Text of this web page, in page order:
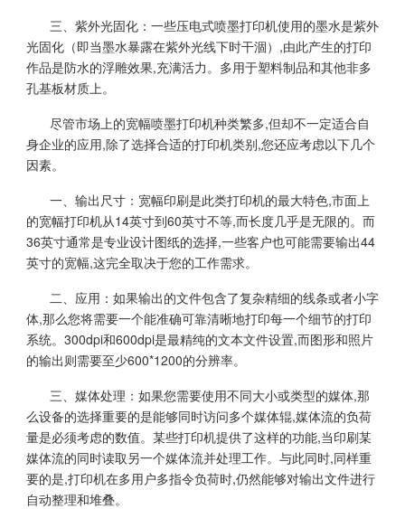
三、紫外光固化：一些压电式喷墨打印机使用的墨水是紫外
光固化（即当墨水暴露在紫外光线下时干涸）,由此产生的打印
作品是防水的浮雕效果,充满活力。多用于塑料制品和其他非多
孔基板材质上。
尽管市场上的宽幅喷墨打印机种类繁多,但却不一定适合自
身企业的应用,除了选择合适的打印机类别,您还应考虑以下几个
因素。
一、输出尺寸：宽幅印刷是此类打印机的最大特色,市面上
的宽幅打印机从14英寸到60英寸不等,而长度几乎是无限的。而
36英寸通常是专业设计图纸的选择,一些客户也可能需要输出44
英寸的宽幅,这完全取决于您的工作需求。
二、应用：如果输出的文件包含了复杂精细的线条或者小字
体,那么您将需要一个能准确可靠清晰地打印每一个细节的打印
系统。300dpi和600dpi是最精纯的文本文件设置,而图形和照片
的输出则需要至少600*1200的分辨率。
三、媒体处理：如果您需要使用不同大小或类型的媒体,那
么设备的选择重要的是能够同时访问多个媒体辊,媒体流的负荷
量是必须考虑的数值。某些打印机提供了这样的功能,当印刷某
媒体流的同时读取另一个媒体流并处理工作。与此同时,同样重
要的是,打印机在多用户多指令负荷时,仍然能够对输出文件进行
自动整理和堆叠。